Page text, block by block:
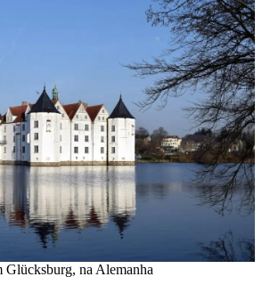
Glücksburg, na Alemanha